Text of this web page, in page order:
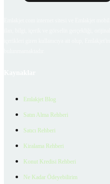
Emlakjet Blog
Satın Alma Rehberi
Satıcı Rehberi
Kiralama Rehberi
Konut Kredisi Rehberi
Ne Kadar Ödeyebilirim